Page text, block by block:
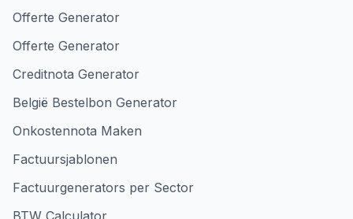
Offerte Generator
Offerte Generator
Creditnota Generator
België Bestelbon Generator
Onkostennota Maken
Factuursjablonen
Factuurgenerators per Sector
BTW Calculator